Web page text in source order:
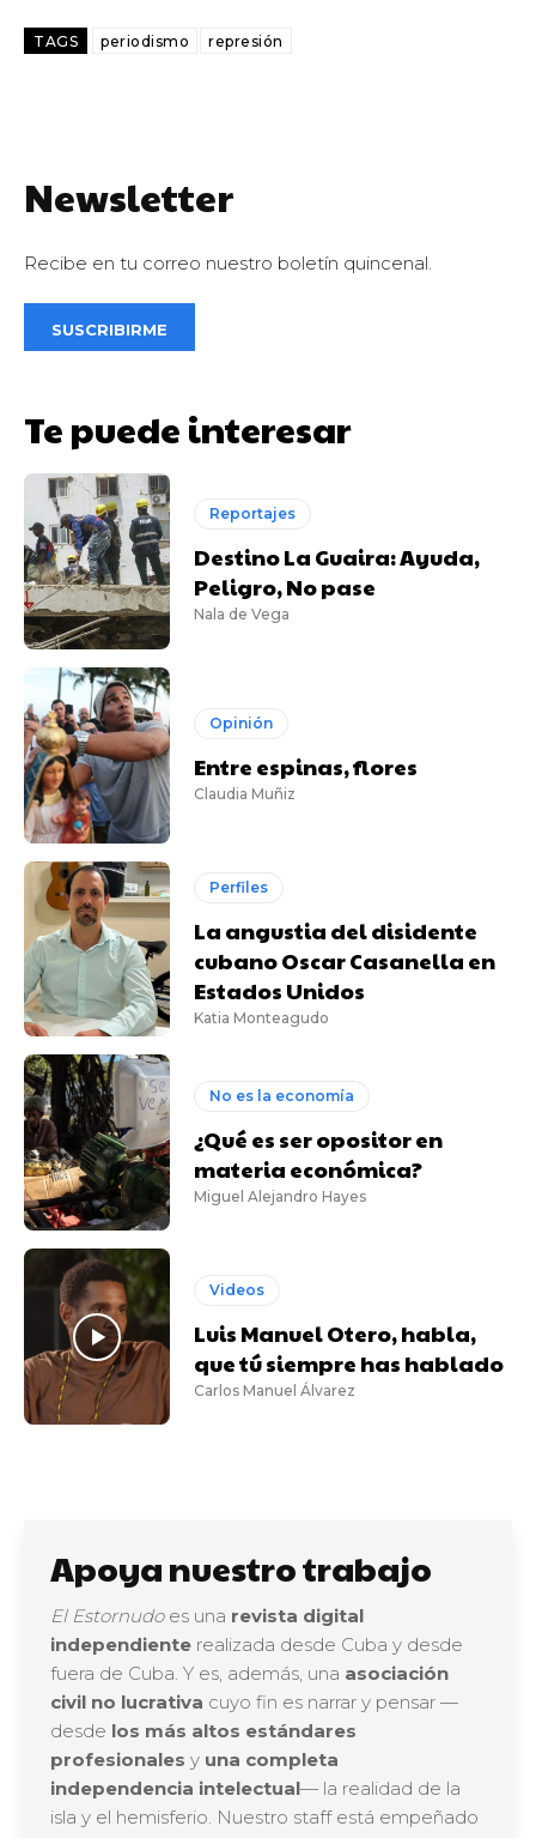
TAGS periodismo represión
Newsletter
Recibe en tu correo nuestro boletín quincenal.
SUSCRIBIRME
Te puede interesar
Reportajes
Destino La Guaira: Ayuda,
Peligro, No pase
Nala de Vega
Opinión
Entre espinas, flores
Claudia Muñiz
Perfiles
La angustia del disidente
cubano Oscar Casanella en
Estados Unidos
Katia Monteagudo
No es la economía
¿Qué es ser opositor en
materia económica?
Miguel Alejandro Hayes
Videos
Luis Manuel Otero, habla,
que tú siempre has hablado
Carlos Manuel Álvarez
Apoya nuestro trabajo
El Estornudoes una revista digital
independiente realizada desde Cuba y desde
fuera de Cuba. Y es, además, una asociación
civil no lucrativa cuyo fin es narrar y pensar —
desde los más altos estándares
profesionales y una completa
independencia intelectual— la realidad de la
isla y el hemisferio. Nuestro staff está empeñado